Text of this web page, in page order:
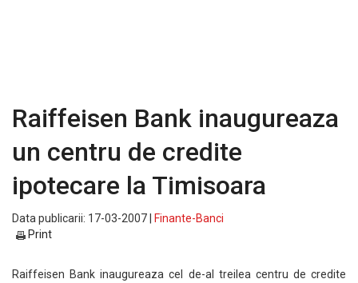
Raiffeisen Bank inaugureaza
un centru de credite
ipotecare la Timisoara
Data publicarii: 17-03-2007 |
Finante-Banci
Print
Raiffeisen Bank inaugureaza cel de-al treilea centru de credite